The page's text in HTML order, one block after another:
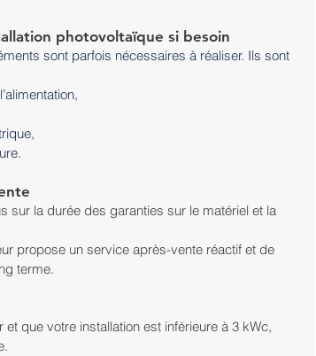
photovoltaïque si besoin
sont parfois nécessaires à réaliser. Ils sont
sur la durée des garanties sur le matériel et la
propose un service après-vente réactif et de
terme.
que votre installation est inférieure à 3 kWc,